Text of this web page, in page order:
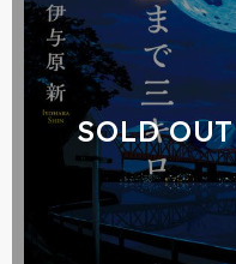
SOLD OUT